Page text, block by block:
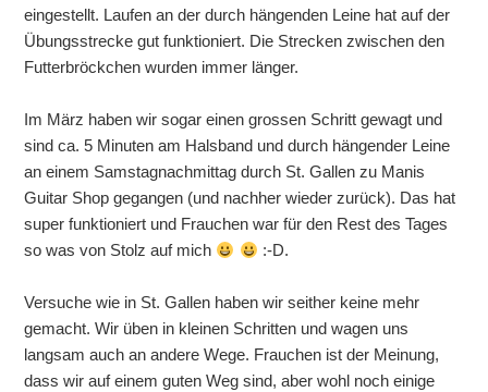
eingestellt. Laufen an der durch hängenden Leine hat auf der
Übungsstrecke gut funktioniert. Die Strecken zwischen den
Futterbröckchen wurden immer länger.
Im März haben wir sogar einen grossen Schritt gewagt und
sind ca. 5 Minuten am Halsband und durch hängender Leine
an einem Samstagnachmittag durch St. Gallen zu Manis
Guitar Shop gegangen (und nachher wieder zurück). Das hat
super funktioniert und Frauchen war für den Rest des Tages
so was von Stolz auf mich
:-D.
Versuche wie in St. Gallen haben wir seither keine mehr
gemacht. Wir üben in kleinen Schritten und wagen uns
langsam auch an andere Wege. Frauchen ist der Meinung,
dass wir auf einem guten Weg sind, aber wohl noch einige